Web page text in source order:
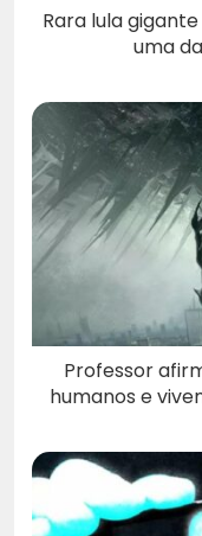
Rara lula
uma
Professor
humanos e